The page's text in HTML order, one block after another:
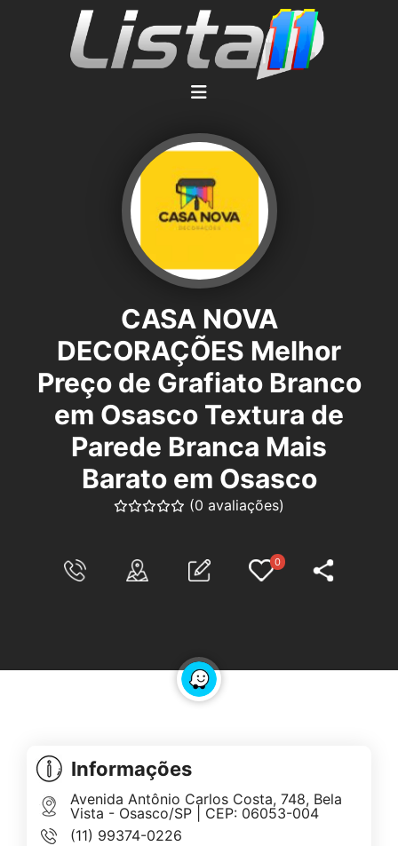
CASA NOVA
DECORAÇÕES Melhor
Preço de Grafiato Branco
em Osasco Textura de
Parede Branca Mais
Barato em Osasco
(0 avaliações)
0
Informações
Avenida Antônio Carlos Costa, 748, Bela
Vista - Osasco/SP | CEP: 06053-004
(11) 99374-0226